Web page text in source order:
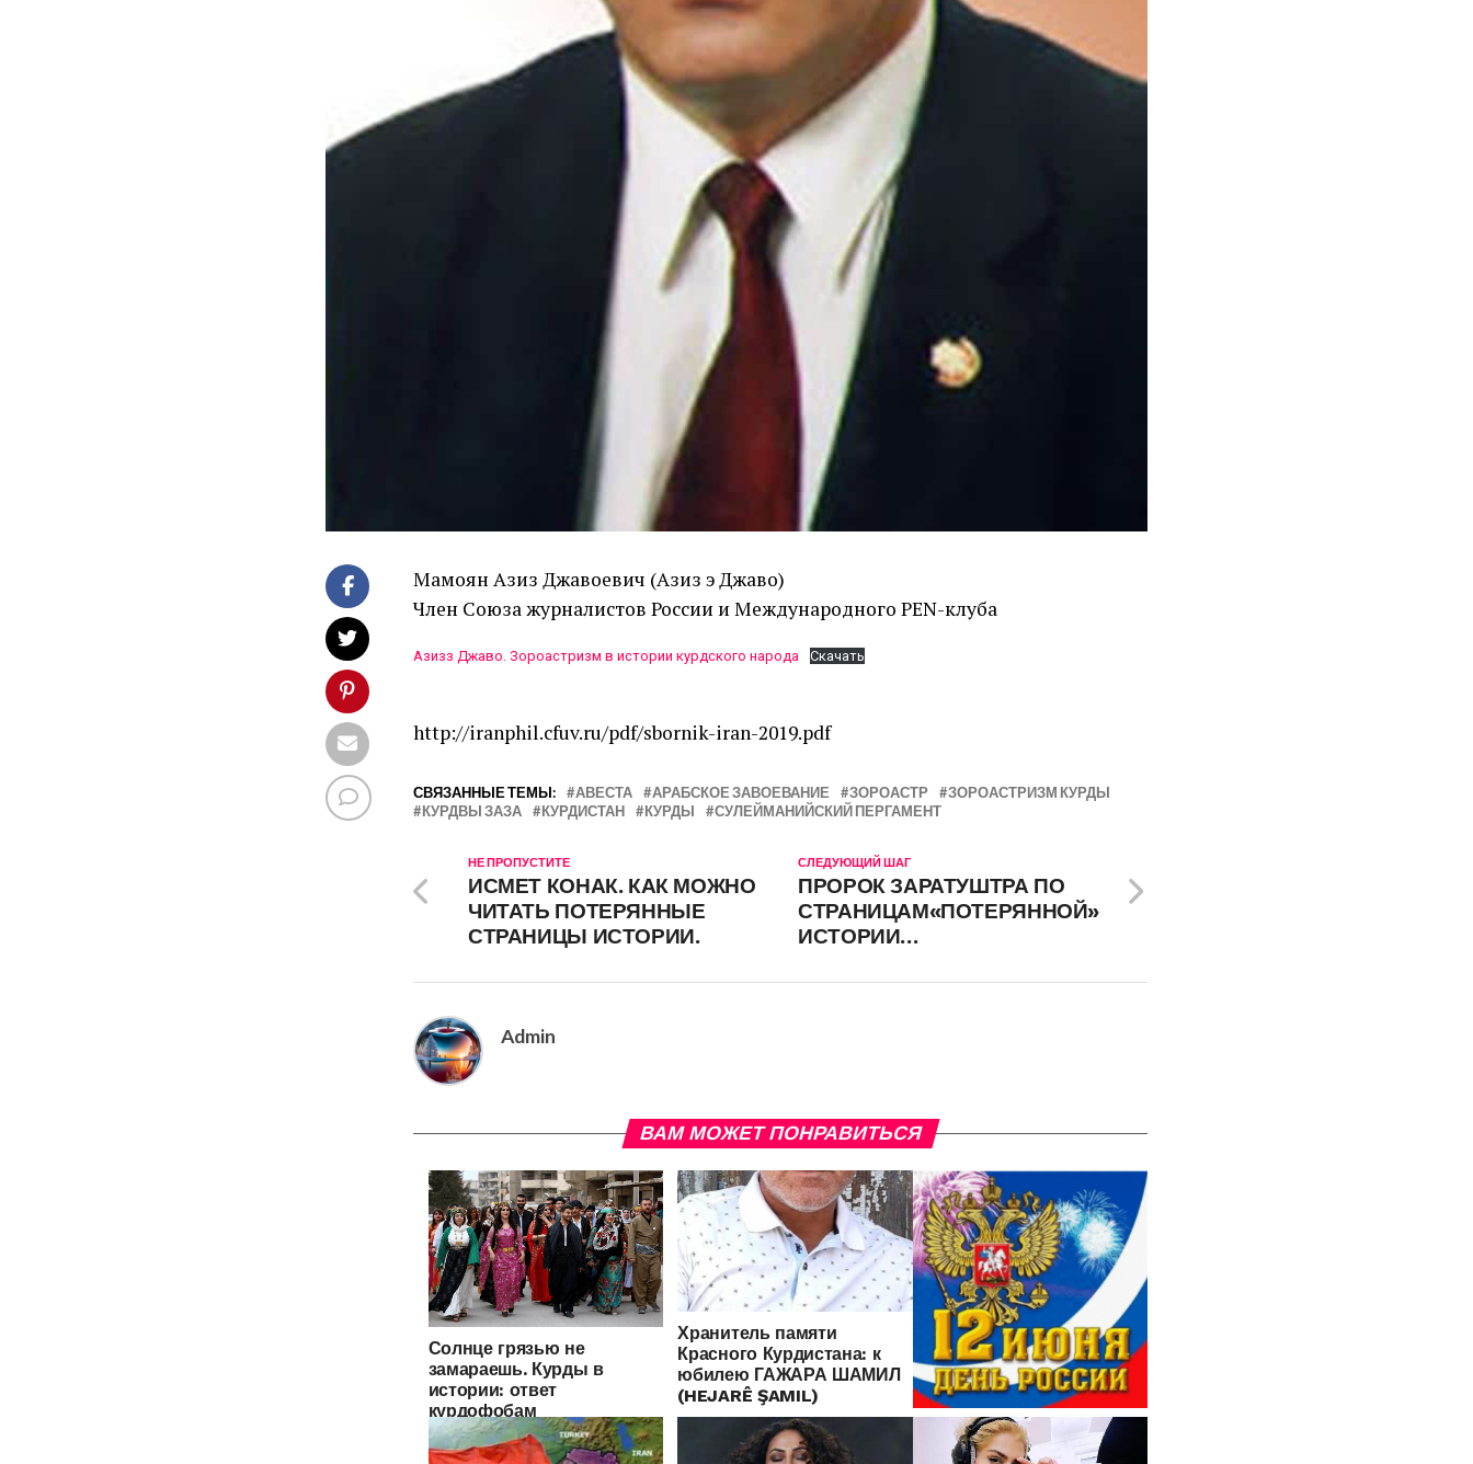
Мамоян Азиз Джавоевич (Азиз э Джаво)
Член Союза журналистов России и Международного PEN-клуба
Азизз Джаво. Зороастризм в истории курдского народа Скачать
http://iranphil.cfuv.ru/pdf/sbornik-iran-2019.pdf
СВЯЗАННЫЕ ТЕМЫ: АВЕСТА АРАБСКОЕ ЗАВОЕВАНИЕ ЗОРОАСТР
ЗОРОАСТРИЗМ КУРДЫ
КУРДВЫ ЗАЗА
КУРДИСТАН КУРДЫ СУЛЕЙМАНИЙСКИЙ ПЕРГАМЕНТ
СЛЕДУЮЩИЙ ШАГ
ПРОРОК ЗАРАТУШТРА ПО
СТРАНИЦАМ«ПОТЕРЯННОЙ»
ИСТОРИИ…
НЕ ПРОПУСТИТЕ
ИСМЕТ КОНАК. КАК МОЖНО
ЧИТАТЬ ПОТЕРЯННЫЕ
СТРАНИЦЫ ИСТОРИИ.
Admin
ВАМ МОЖЕТ ПОНРАВИТЬСЯ
Солнце грязью не
замараешь. Курды в
истории: ответ
курдофобам
Хранитель памяти
Красного Курдистана: к
юбилею ГАЖАРА ШАМИЛ
(HEJARÊ ŞAMIL)
С ДНЕМ РОССИИ!!!